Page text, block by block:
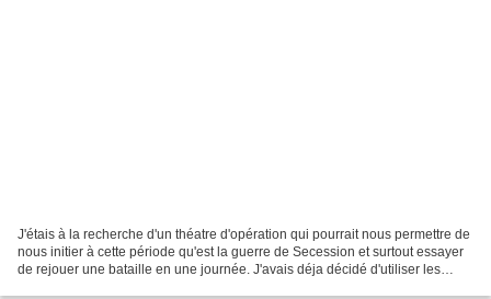
J'étais à la recherche d'un théatre d'opération qui pourrait nous permettre de
nous initier à cette période qu'est la guerre de Secession et surtout essayer
de rejouer une bataille en une journée. J'avais déja décidé d'utiliser les